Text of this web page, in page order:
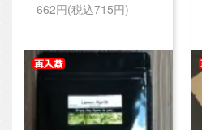
662円(税込715円)